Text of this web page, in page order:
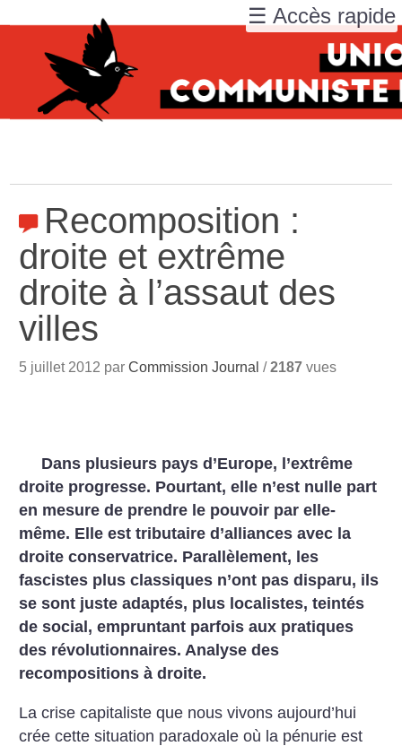
Recomposition :
droite et extrême
droite à l’assaut des
villes
5 juillet 2012 parCommission Journal /2187 vues
Dans plusieurs pays d’Europe, l’extrême
droite progresse. Pourtant, elle n’est nulle part
en mesure de prendre le pouvoir par elle-
même. Elle est tributaire d’alliances avec la
droite conservatrice. Parallèlement, les
fascistes plus classiques n’ont pas disparu, ils
se sont juste adaptés, plus localistes, teintés
de social, empruntant parfois aux pratiques
des révolutionnaires. Analyse des
recompositions à droite.
La crise capitaliste que nous vivons aujourd’hui
crée cette situation paradoxale où la pénurie est
☰ Accès rapide